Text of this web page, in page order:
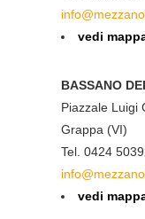
Cast
vedi
BASSANO
Piazzale Luigi
Grappa (VI)
Tel. 0424
vedi